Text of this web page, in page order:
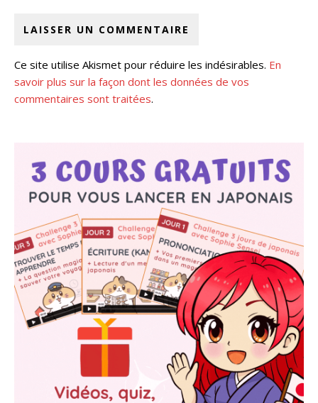
Ce site utilise Akismet pour réduire les indésirables. En
savoir plus sur la façon dont les données de vos
commentaires sont traitées.